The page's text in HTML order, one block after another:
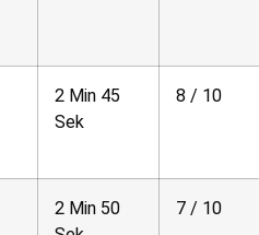
2 Min 45
Sek
8 / 10
2 Min 50
7 / 10